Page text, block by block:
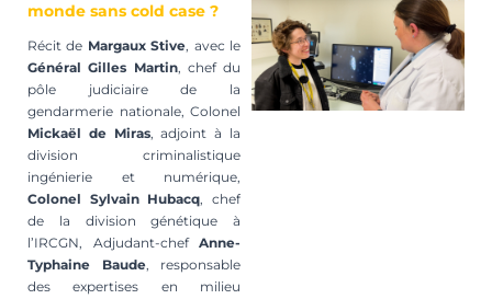
monde sans cold case ?
Récit de MargauxStive, avec le
Général Gilles Martin, chef du
pôle judiciaire de la
gendarmerie nationale, Colonel
Mickaël de Miras, adjoint à la
division criminalistique
ingénierie et numérique,
Colonel Sylvain Hubacq, chef
de la division génétique à
l’IRCGN, Adjudant-chef Anne-
Typhaine Baude, responsable
des expertises en milieu